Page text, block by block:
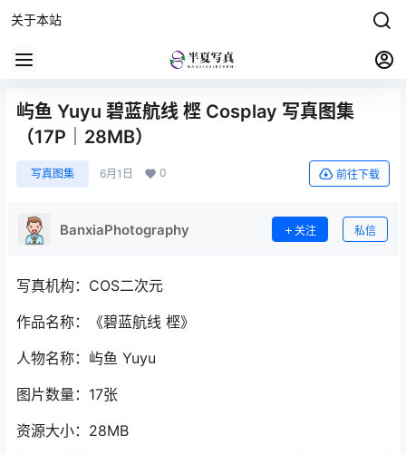
关于本站
屿鱼 Yuyu 碧蓝航线 㭴 Cosplay 写真图集
（17P｜28MB）
写真图集 6月1日 0 前往下载
BanxiaPhotography 关注 私信
写真机构：COS二次元
作品名称：《碧蓝航线 㭴》
人物名称：屿鱼 Yuyu
图片数量：17张
资源大小：28MB